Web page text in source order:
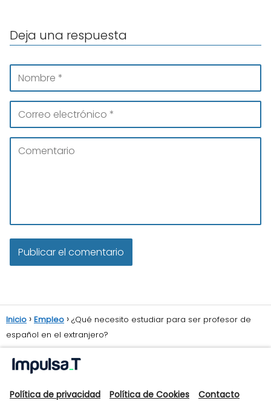
Deja una respuesta
Inicio Empleo
¿Qué necesito estudiar para ser profesor de
español en el extranjero?
Política de privacidad Política de Cookies Contacto